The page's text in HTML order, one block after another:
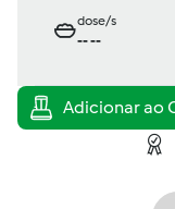
dose/s
----